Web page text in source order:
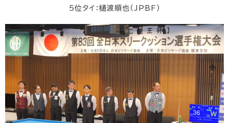
5位タイ：樋渡順也（JPBF）